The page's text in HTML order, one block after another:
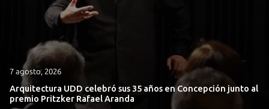
7 agosto, 2026
Arquitectura UDD celebró sus 35 años en Concepción junto al
premio Pritzker Rafael Aranda